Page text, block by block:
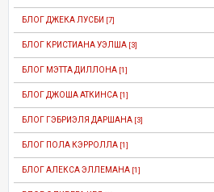
БЛОГ ДЖЕКА ЛУСБИ [7]
БЛОГ КРИСТИАНА УЭЛША [3]
БЛОГ МЭТТА ДИЛЛОНА [1]
БЛОГ ДЖОША АТКИНСА [1]
БЛОГ ГЭБРИЭЛЯ ДАРШАНА [3]
БЛОГ ПОЛА КЭРРОЛЛА [1]
БЛОГ АЛЕКСА ЭЛЛЕМАНА [1]